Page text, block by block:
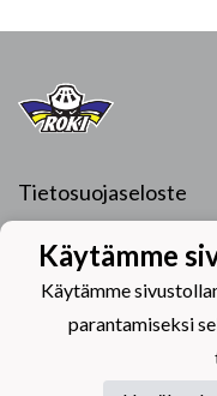
Tietosuojaseloste
Hiihtomajantie 6
96400 Rovaniemi
Käytämme
Käytämme
parantamiseksi